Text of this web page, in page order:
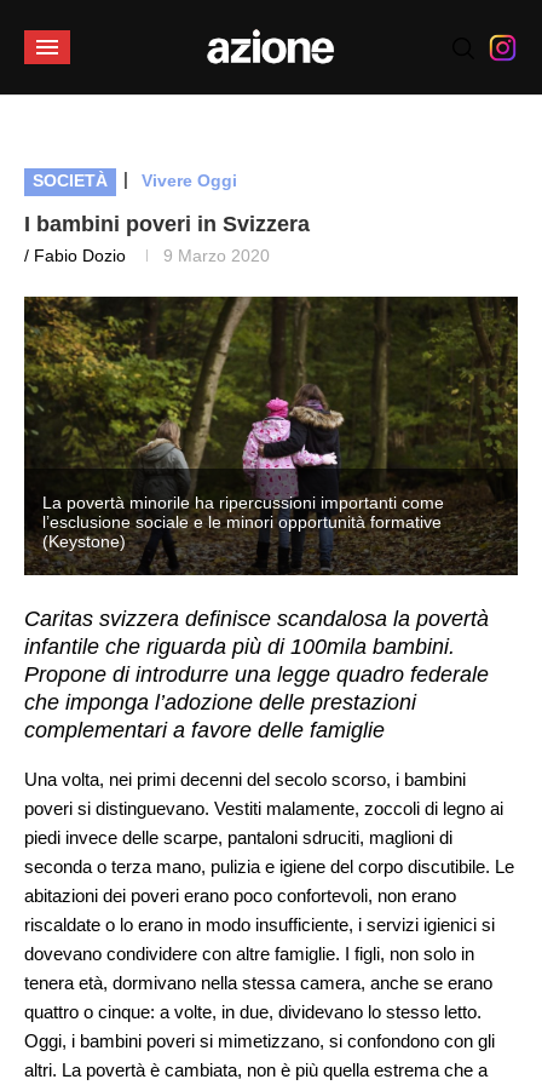
SOCIETÀ | Vivere Oggi
I bambini poveri in Svizzera
/ Fabio Dozio 9 Marzo 2020
La povertà minorile ha ripercussioni importanti come
l’esclusione sociale e le minori opportunità formative
(Keystone)
Caritas svizzera definisce scandalosa la povertà
infantile che riguarda più di 100mila bambini.
Propone di introdurre una legge quadro federale
che imponga l’adozione delle prestazioni
complementari a favore delle famiglie
Una volta, nei primi decenni del secolo scorso, i bambini
poveri si distinguevano. Vestiti malamente, zoccoli di legno ai
piedi invece delle scarpe, pantaloni sdruciti, maglioni di
seconda o terza mano, pulizia e igiene del corpo discutibile. Le
abitazioni dei poveri erano poco confortevoli, non erano
riscaldate o lo erano in modo insufficiente, i servizi igienici si
dovevano condividere con altre famiglie. I figli, non solo in
tenera età, dormivano nella stessa camera, anche se erano
quattro o cinque: a volte, in due, dividevano lo stesso letto.
Oggi, i bambini poveri si mimetizzano, si confondono con gli
altri. La povertà è cambiata, non è più quella estrema che a